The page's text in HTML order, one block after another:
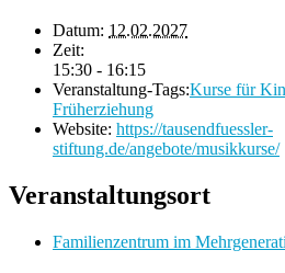
Datum: 12.02.2027
Zeit:
15:30 - 16:15
Veranstaltung-Tags:Kurse für
Früherziehung
Website: https://tausendfuessler-
stiftung.de/angebote/musikkurse/
Veranstaltungsort
Familienzentrum im